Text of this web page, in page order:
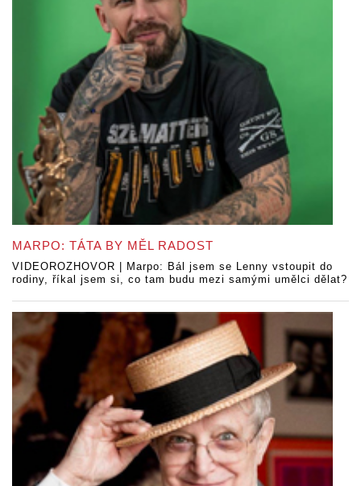
MARPO: TÁTA BY MĚL RADOST
VIDEOROZHOVOR | Marpo: Bál jsem se Lenny vstoupit do
rodiny, říkal jsem si, co tam budu mezi samými umělci dělat?